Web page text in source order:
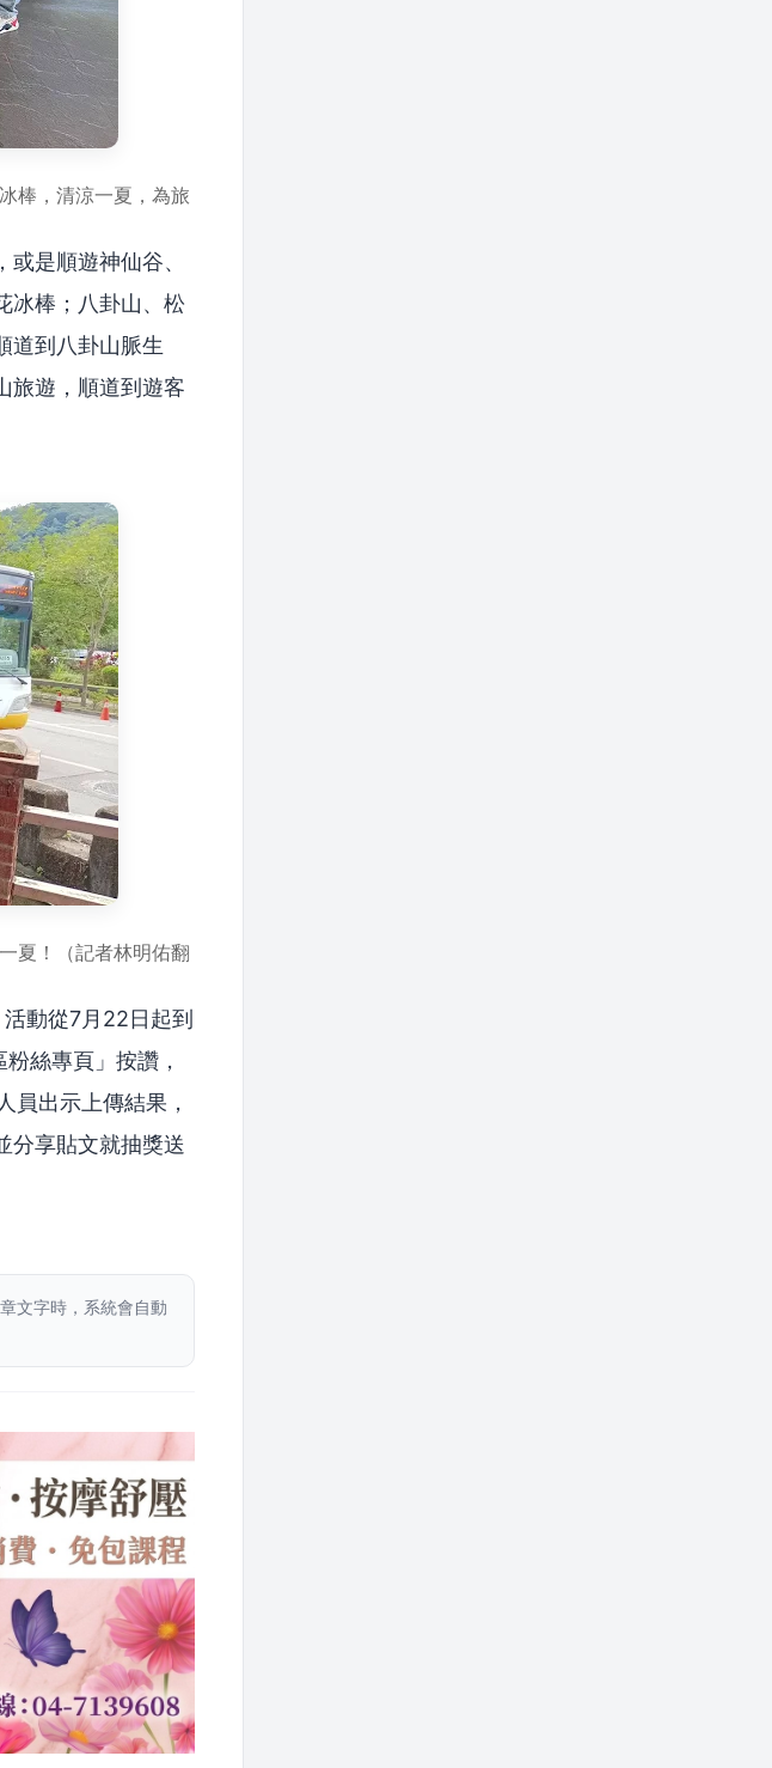
棒，清涼一夏，為旅
是順遊神仙谷、
冰棒；八卦山、松
道到八卦山脈生
旅遊，順道到遊客
夏！（記者林明佑翻
動從7月22日起到
絲專頁」按讚，
員出示上傳結果，
分享貼文就抽獎送
章文字時，系統會自動